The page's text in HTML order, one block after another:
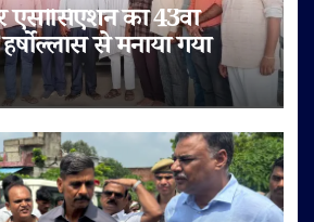
एसोसिएशन का 43वां
से मनाया गया